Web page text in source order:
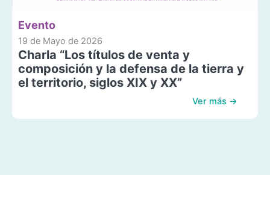
Evento
19 de Mayo de 2026
Charla “Los títulos de venta y
composición y la defensa de la tierra y
el territorio, siglos XIX y XX”
Ver más →